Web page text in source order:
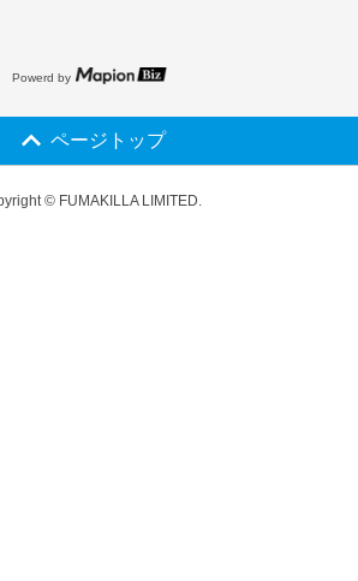
Powerd by
ページトップ
© FUMAKILLA LIMITED.